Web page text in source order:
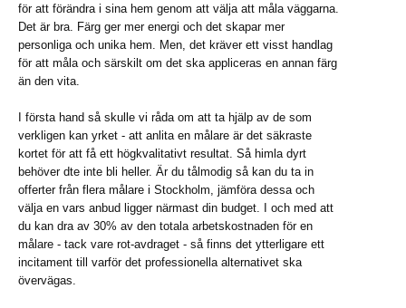
för att förändra i sina hem genom att välja att måla väggarna.
Det är bra. Färg ger mer energi och det skapar mer
personliga och unika hem. Men, det kräver ett visst handlag
för att måla och särskilt om det ska appliceras en annan färg
än den vita.
I första hand så skulle vi råda om att ta hjälp av de som
verkligen kan yrket - att anlita en målare är det säkraste
kortet för att få ett högkvalitativt resultat. Så himla dyrt
behöver dte inte bli heller. Är du tålmodig så kan du ta in
offerter från flera målare i Stockholm, jämföra dessa och
välja en vars anbud ligger närmast din budget. I och med att
du kan dra av 30% av den totala arbetskostnaden för en
målare - tack vare rot-avdraget - så finns det ytterligare ett
incitament till varför det professionella alternativet ska
övervägas.